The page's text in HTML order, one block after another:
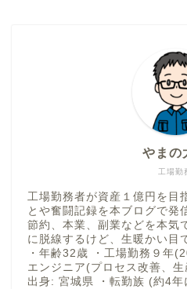
工場勤
やまの
工場勤務者が資産１億円を目
とや奮闘記録を本ブログで発
節約、本業、副業などを本気
に脱線するけど、生暖かい目
・年齢32歳 ・工場勤務９年
エンジニア(プロセス改善、
出身: 宮城県 ・転勤族 (約4